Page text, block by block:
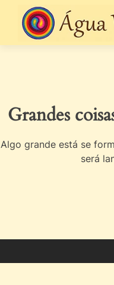
Grandes
Algo grande está se
será